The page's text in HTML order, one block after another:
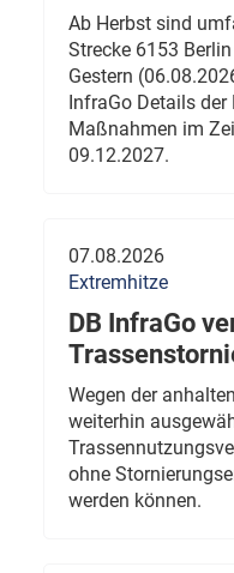
Ab Herbst sind
Strecke 6153
Gestern
InfraGo Details
Maßnahmen im
09.12.2027.
07.08.2026
Extremhitze
DB InfraGo
Wegen der
weiterhin
ohne
werden können.